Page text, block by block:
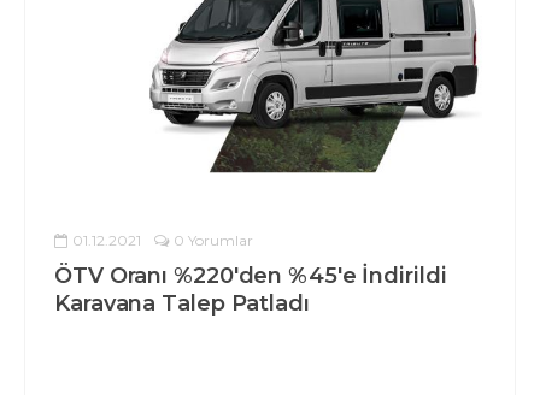
01.12.2021 0 Yorumlar
ÖTV Oranı %220'den %45'e İndirildi
Karavana Talep Patladı